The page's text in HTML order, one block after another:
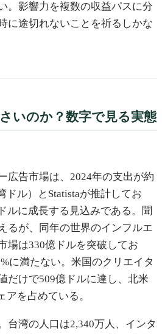
。影響力を複数の収益パスに分
に途切れないことを祈るしかな
いのか？数字で見る実態
広告市場は、2024年の支出が約
ドル）とStatistaが推計してお
ルに成長する見込みである。聞
るが、同年の世界のインフルエ
場は330億ドルを突破してお
に満たない。米国のクリエイタ
だけで509億ドルに達し、北米
アを占めている。
台湾の人口は2,340万人、インタ